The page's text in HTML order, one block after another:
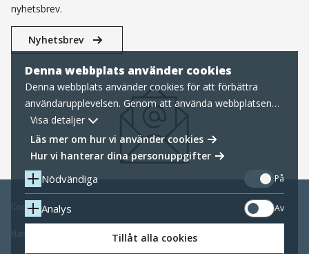
Denna webbplats använder cookies
Denna webbplats använder cookies för att förbättra
användarupplevelsen. Genom att använda webbplatsen
samtycker du till nödvändiga cookies, läs mer nedan om
hur vi hanterar cookies samt personuppgifter.
Visa detaljer
Läs mer om hur vi använder cookies
Hur vi hanterar dina personuppgifter
Nödvändiga På
Analys Av
Tillåt alla cookies
nyhetsbrev.
Nyhetsbrev
Cookies
Hantering av personuppgifter